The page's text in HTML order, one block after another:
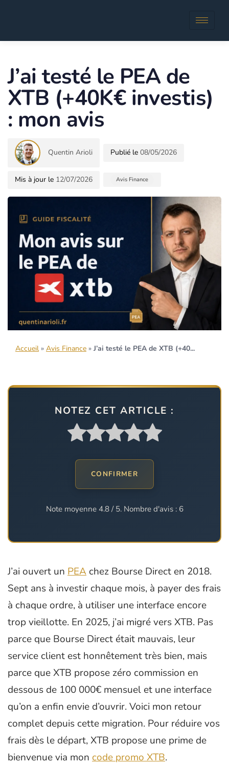
J’ai testé le PEA de
XTB (+40K€ investis)
: mon avis
Quentin Arioli 08/05/2026
12/07/2026 Avis Finance
Accueil » Avis Finance » J’ai testé le PEA de XTB (+40...
NOTEZ CET ARTICLE :
CONFIRMER
Note moyenne 4.8/ 5. Nombre d'avis : 6
J’ai ouvert un PEA chez Bourse Direct en 2018.
Sept ans à investir chaque mois, à payer des frais
à chaque ordre, à utiliser une interface encore
trop vieillotte. En 2025, j’ai migré vers XTB. Pas
parce que Bourse Direct était mauvais, leur
service client est honnêtement très bien, mais
parce que XTB propose zéro commission en
dessous de 100 000€ mensuel et une interface
qu’on a enfin envie d’ouvrir. Voici mon retour
complet depuis cette migration. Pour réduire vos
frais dès le départ, XTB propose une prime de
bienvenue via mon code promo XTB.